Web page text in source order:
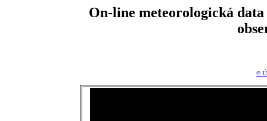
On-line meteorologická
©